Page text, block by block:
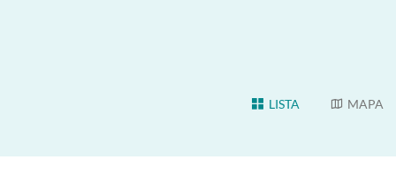
LISTA MAPA